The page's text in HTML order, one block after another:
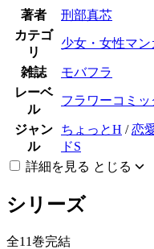
著者
刑部真芯
カテゴ
リ
少女・女性マン
雑誌
モバフラ
レーベ
ル
フラワーコミッ
ジャン
ル
ちょっとH /恋
ドS
詳細を見る とじる
シリーズ
全11巻完結